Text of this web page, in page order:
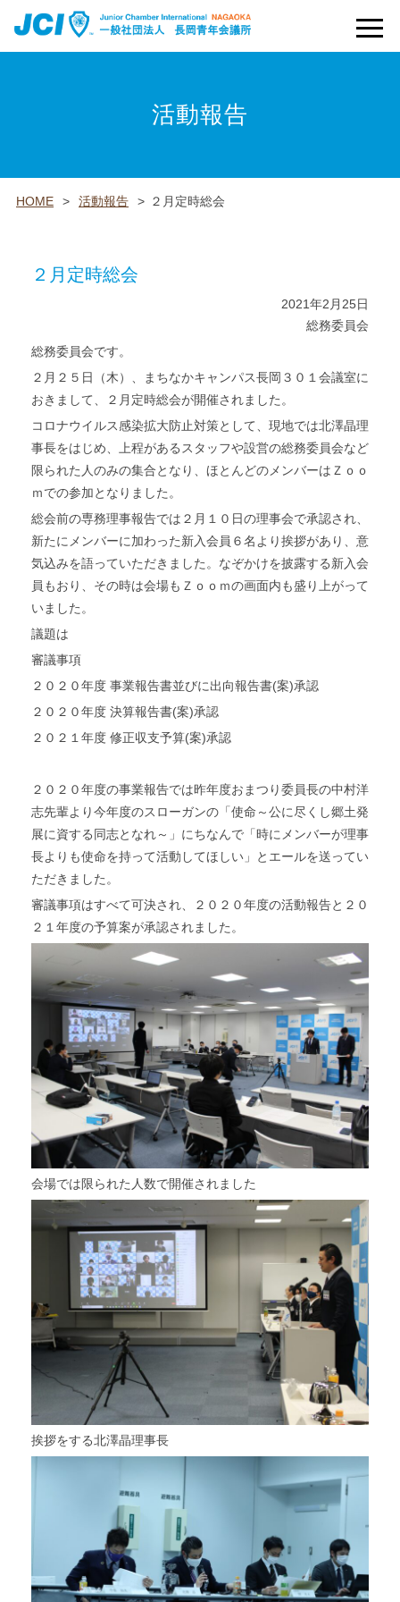
お問い合わせ
活動報告
HOME > 活動報告 > ２月定時総会
２月定時総会
2021年2月25日
総務委員会
総務委員会です。
２月２５日（木）、まちなかキャンパス長岡３０１会議室に
おきまして、２月定時総会が開催されました。
コロナウイルス感染拡大防止対策として、現地では北澤晶理
事長をはじめ、上程があるスタッフや設営の総務委員会など
限られた人のみの集合となり、ほとんどのメンバーはＺｏｏ
ｍでの参加となりました。
総会前の専務理事報告では２月１０日の理事会で承認され、
新たにメンバーに加わった新入会員６名より挨拶があり、意
気込みを語っていただきました。なぞかけを披露する新入会
員もおり、その時は会場もＺｏｏｍの画面内も盛り上がって
いました。
議題は
審議事項
２０２０年度 事業報告書並びに出向報告書(案)承認
２０２０年度 決算報告書(案)承認
２０２１年度 修正収支予算(案)承認
２０２０年度の事業報告では昨年度おまつり委員長の中村洋
志先輩より今年度のスローガンの「使命～公に尽くし郷土発
展に資する同志となれ～」にちなんで「時にメンバーが理事
長よりも使命を持って活動してほしい」とエールを送ってい
ただきました。
審議事項はすべて可決され、２０２０年度の活動報告と２０
２１年度の予算案が承認されました。
会場では限られた人数で開催されました
挨拶をする北澤晶理事長